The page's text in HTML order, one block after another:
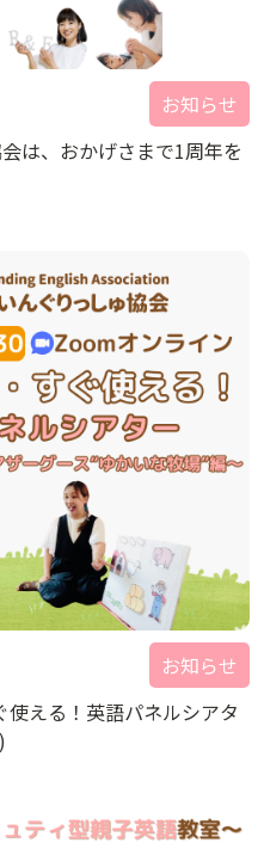
お知らせ
は、おかげさまで1周年を
お知らせ
使える！英語パネルシアタ